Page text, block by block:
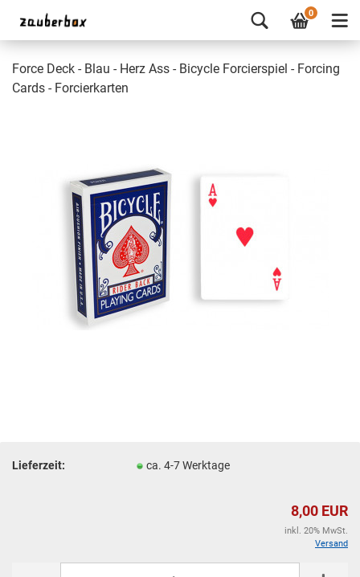
0
Force Deck - Blau - Herz Ass - Bicycle Forcierspiel - Forcing
Cards - Forcierkarten
Lieferzeit: ca. 4-7 Werktage
8,00 EUR
inkl. 20% MwSt.
Versand